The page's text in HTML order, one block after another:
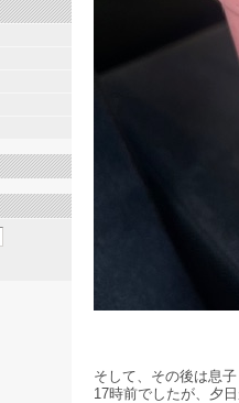
そして、その後は息
17時前でしたが、夕